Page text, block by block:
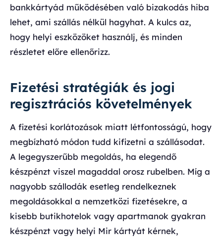
bankkártyád működésében való bizakodás hiba
lehet, ami szállás nélkül hagyhat. A kulcs az,
hogy helyi eszközöket használj, és minden
részletet előre ellenőrizz.
Fizetési stratégiák és jogi
regisztrációs követelmények
A fizetési korlátozások miatt létfontosságú, hogy
megbízható módon tudd kifizetni a szállásodat.
A legegyszerűbb megoldás, ha elegendő
készpénzt viszel magaddal orosz rubelben. Míg a
nagyobb szállodák esetleg rendelkeznek
megoldásokkal a nemzetközi fizetésekre, a
kisebb butikhotelok vagy apartmanok gyakran
készpénzt vagy helyi Mir kártyát kérnek,